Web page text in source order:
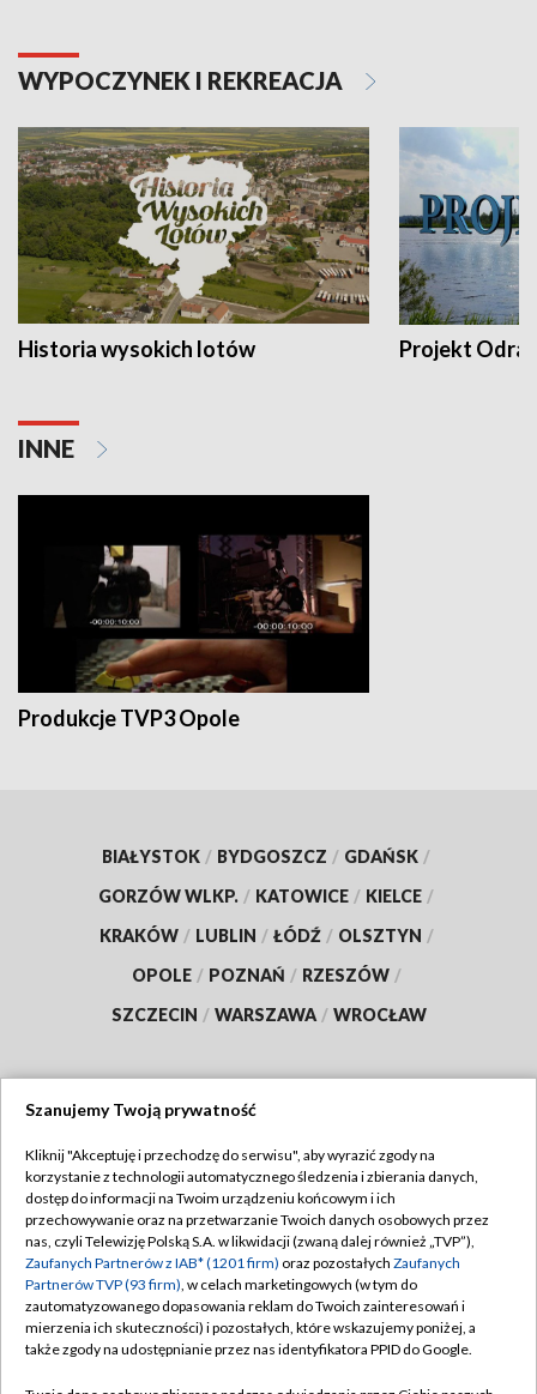
WYPOCZYNEK I REKREACJA
Historia wysokich lotów Projekt Odra
INNE
Produkcje TVP3 Opole
BIAŁYSTOK / BYDGOSZCZ / GDAŃSK /
GORZÓW WLKP. / KATOWICE / KIELCE /
KRAKÓW / LUBLIN / ŁÓDŹ / OLSZTYN /
OPOLE / POZNAŃ / RZESZÓW /
SZCZECIN / WARSZAWA / WROCŁAW
TVP
Abonament TVP
Emisja w TVP
Centrum informacji TVP
Naziemna Telewizja Cyfrowa
Regulamin TVP
Polityka prywatności
Moje zgody
Pomoc
Szanujemy Twoją prywatność
Kliknij "Akceptuję i przechodzę do serwisu", aby wyrazić zgody na
korzystanie z technologii automatycznego śledzenia i zbierania danych,
dostęp do informacji na Twoim urządzeniu końcowym i ich
przechowywanie oraz na przetwarzanie Twoich danych osobowych przez
nas, czyli Telewizję Polską S.A. w likwidacji (zwaną dalej również „TVP”),
Zaufanych Partnerów z IAB* (1201 firm) oraz pozostałych Zaufanych
Partnerów TVP (93 firm), w celach marketingowych (w tym do
zautomatyzowanego dopasowania reklam do Twoich zainteresowań i
mierzenia ich skuteczności) i pozostałych, które wskazujemy poniżej, a
także zgody na udostępnianie przez nas identyfikatora PPID do Google.